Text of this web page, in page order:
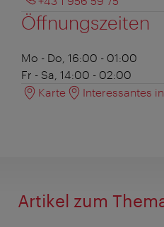
Öffnungszeiten
Mo - Do, 16:00 - 01:00
Fr - Sa, 14:00 - 02:00
Karte
Interessantes
Artikel zum